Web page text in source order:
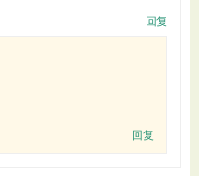
回复
回复